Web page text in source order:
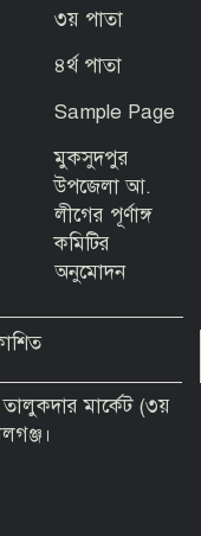
দীর্ঘ
২য় বর্ষপূর্তি উপলক্ষে
ও পুরস্কার বিতরণ
৩য় পাতা
৪র্থ পাতা
Sample Page
মুকসুদপুর
উপজেলা আ.
লীগের পূর্ণাঙ্গ
কমিটির
অনুমোদন
তালুকদার মার্কেট (৩য়